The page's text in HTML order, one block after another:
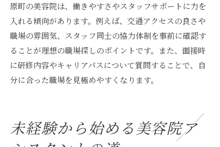
美容院求人選びに役立つ情報収集術
美容院パートアシスタント応募のポイント
原町の美容院は、働きやすさやスタッフサポートに力を
入れる傾向があります。例えば、交通アクセスの良さや
職場の雰囲気、スタッフ同士の協力体制を事前に確認す
ることが理想の職場探しのポイントです。また、面接時
に研修内容やキャリアパスについて質問することで、自
分に合った職場を見極めやすくなります。
未経験から始める美容院ア